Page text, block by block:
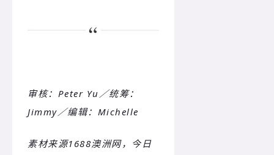
审核：Peter Yu／统筹：
Jimmy／编辑：Michelle
素材来源1688澳洲网，今日